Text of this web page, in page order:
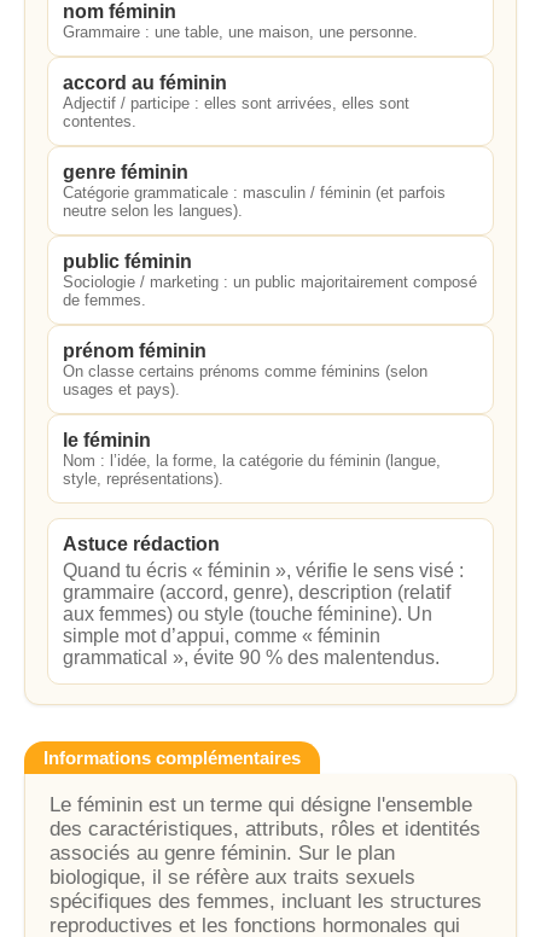
nom féminin
Grammaire : une table, une maison, une personne.
accord au féminin
Adjectif / participe : elles sont arrivées, elles sont
contentes.
genre féminin
Catégorie grammaticale : masculin / féminin (et parfois
neutre selon les langues).
public féminin
Sociologie / marketing : un public majoritairement composé
de femmes.
prénom féminin
On classe certains prénoms comme féminins (selon
usages et pays).
le féminin
Nom : l’idée, la forme, la catégorie du féminin (langue,
style, représentations).
Astuce rédaction
Quand tu écris « féminin », vérifie le sens visé :
grammaire (accord, genre), description (relatif
aux femmes) ou style (touche féminine). Un
simple mot d’appui, comme « féminin
grammatical », évite 90 % des malentendus.
Informations complémentaires
Le féminin est un terme qui désigne l'ensemble
des caractéristiques, attributs, rôles et identités
associés au genre féminin. Sur le plan
biologique, il se réfère aux traits sexuels
spécifiques des femmes, incluant les structures
reproductives et les fonctions hormonales qui